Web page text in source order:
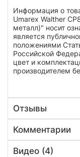
Информация о
Umarex Walther
металл)" носит
является
положениями
Российской
цвет и
производителем
Отзывы
Комментарии
Видео (4)